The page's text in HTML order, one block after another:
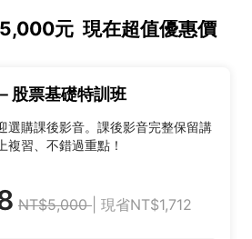
元 現在超值優惠價
股票基礎特訓班
選購課後影音。課後影音完整保留講
複習、不錯過重點！
NT$5,000 | 現省NT$1,712